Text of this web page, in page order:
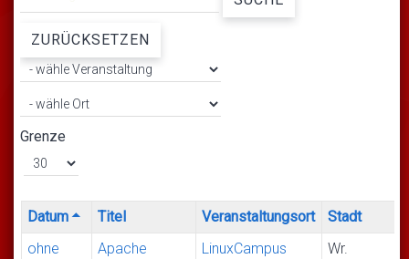
ZURÜCKSETZEN
Grenze
Datum Titel Veranstaltungsort
Stadt
ohne
Apache
LinuxCampus
Wr.